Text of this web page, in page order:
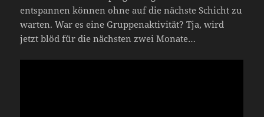
entspannen können ohne auf die nächste Schicht zu
warten. War es eine Gruppenaktivität? Tja, wird
jetzt blöd für die nächsten zwei Monate…